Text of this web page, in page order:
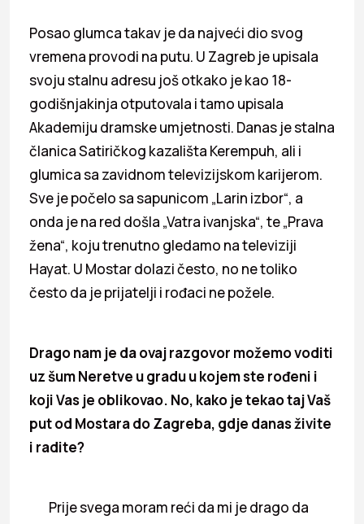
Posao glumca takav je da najveći dio svog
vremena provodi na putu. U Zagreb je upisala
svoju stalnu adresu još otkako je kao 18-
godišnjakinja otputovala i tamo upisala
Akademiju dramske umjetnosti. Danas je stalna
članica Satiričkog kazališta Kerempuh, ali i
glumica sa zavidnom televizijskom karijerom.
Sve je počelo sa sapunicom „Larin izbor“, a
onda je na red došla „Vatra ivanjska“, te „Prava
žena“, koju trenutno gledamo na televiziji
Hayat. U Mostar dolazi često, no ne toliko
često da je prijatelji i rođaci ne požele.
Drago nam je da ovaj razgovor možemo voditi
uz šum Neretve u gradu u kojem ste rođeni i
koji Vas je oblikovao. No, kako je tekao taj Vaš
put od Mostara do Zagreba, gdje danas živite
i radite?
Prije svega moram reći da mi je drago da